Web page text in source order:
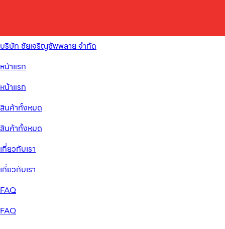
บริษัท ชัยเจริญซัพพลาย จำกัด
หน้าแรก
หน้าแรก
สินค้าทั้งหมด
สินค้าทั้งหมด
เกี่ยวกับเรา
เกี่ยวกับเรา
FAQ
FAQ